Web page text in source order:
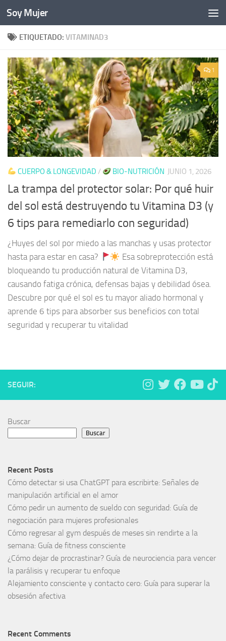
Bajo el contenido
Soy Mujer
ETIQUETADO: VITAMINAD3
1
CUERPO & LONGEVIDAD / BIO-NUTRICIÓN JUNIO 1, 2026
La trampa del protector solar: Por qué huir
del sol está destruyendo tu Vitamina D3 (y
6 tips para remediarlo con seguridad)
¿Huyes del sol por miedo a las manchas y usas protector
hasta para estar en casa?
Esa sobreprotección está
bloqueando tu producción natural de Vitamina D3,
causando fatiga crónica, defensas bajas y debilidad ósea.
Descubre por qué el sol es tu mayor aliado hormonal y
aprende 6 tips para absorber sus beneficios con total
seguridad y recuperar tu vitalidad
SEGUIR:
Buscar
Buscar
Recent Posts
Cómo detectar si usa ChatGPT para escribirte: Señales de
manipulación artificial en el amor
Cómo pedir un aumento de sueldo con seguridad: Guía de
negociación para mujeres profesionales
Cómo regresar al gym después de meses sin rendirte a la
semana: Guía de fitness consciente
¿Cómo dejar de procrastinar? Guía de neurociencia para vencer
la parálisis y recuperar tu enfoque
Alejamiento consciente y contacto cero: Guía para superar la
obsesión afectiva
Recent Comments